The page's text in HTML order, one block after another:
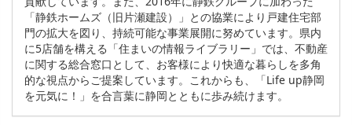
「静鉄ホームズ（旧片瀬建設）」との協業により戸建住宅部
門の拡大を図り、持続可能な事業展開に努めています。県内
に5店舗を構える「住まいの情報ライブラリー」では、不動産
に関する総合窓口として、お客様により快適な暮らしを多角
的な視点からご提案しています。これからも、「Life up静岡
を元気に！」を合言葉に静岡とともに歩み続けます。